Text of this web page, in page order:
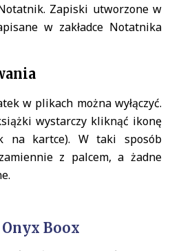
Zapiski utworzone w
w zakładce Notatnika
w plikach można wyłączyć.
wystarczy kliknąć ikonę
na kartce). W taki sposób
z palcem, a żadne
Boox